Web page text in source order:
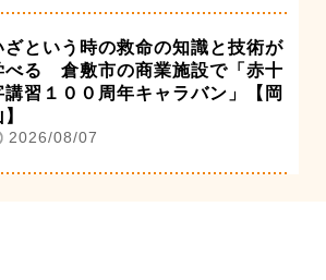
ざという時の救命の知識と技術が
べる 倉敷市の商業施設で「赤十
講習１００周年キャラバン」【岡
2026/08/07